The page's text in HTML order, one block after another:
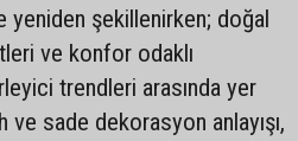
şekillenirken; doğal
ve konfor odaklı
trendleri arasında yer
ve sade dekorasyon anlayışı,